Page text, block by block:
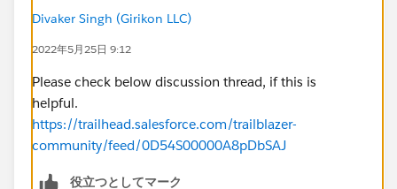
Divaker Singh (Girikon LLC)
2022年5月25日 9:12
Please check below discussion thread, if this is
helpful.
https://trailhead.salesforce.com/trailblazer-
community/feed/0D54S00000A8pDbSAJ
役立つとしてマーク